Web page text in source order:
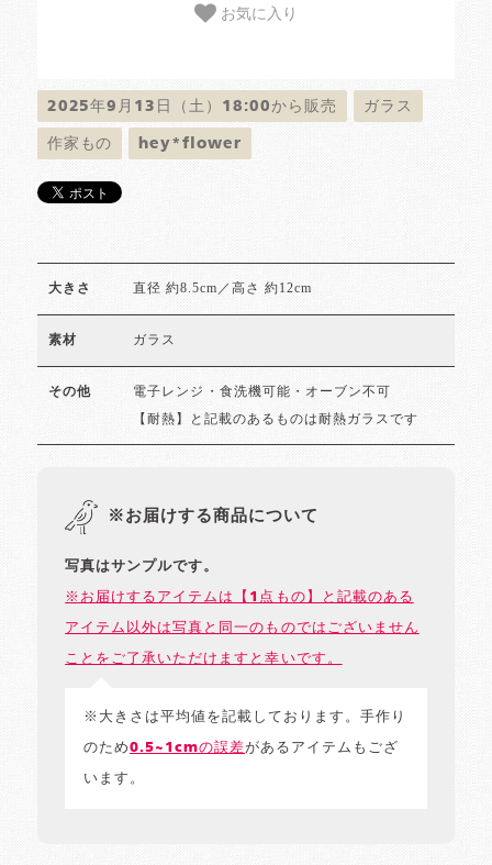
お気に入り
2025年9月13日（土）18:00から販売 ガラス
作家もの hey*flower
大きさ 直径 約8.5cm／高さ 約12cm
素材 ガラス
その他 電子レンジ・食洗機可能・オーブン不可
【耐熱】と記載のあるものは耐熱ガラスです
※お届けする商品について
写真はサンプルです。
※お届けするアイテムは【1点もの】と記載のある
アイテム以外は写真と同一のものではございません
ことをご了承いただけますと幸いです。
※大きさは平均値を記載しております。手作り
のため0.5~1cmの誤差があるアイテムもござ
います。